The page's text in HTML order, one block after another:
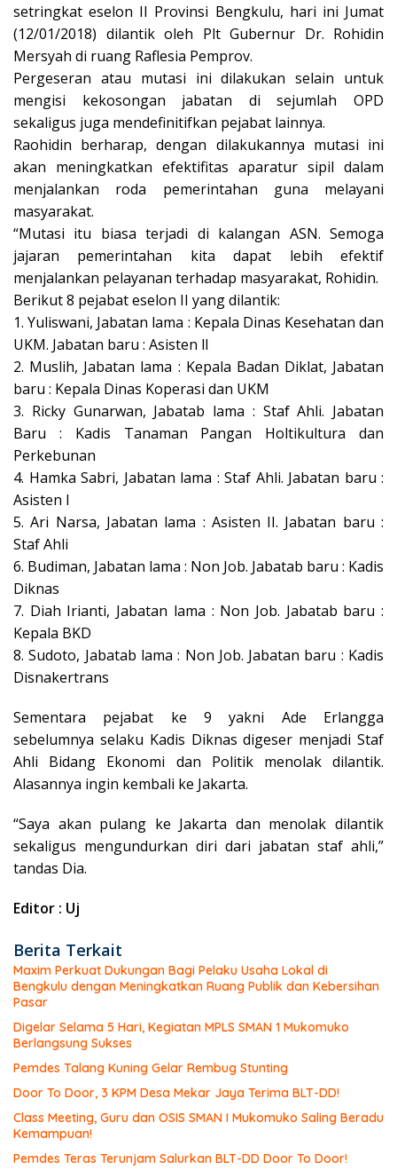
setringkat eselon II Provinsi Bengkulu, hari ini Jumat
(12/01/2018) dilantik oleh Plt Gubernur Dr. Rohidin
Mersyah di ruang Raflesia Pemprov.
Pergeseran atau mutasi ini dilakukan selain untuk
mengisi kekosongan jabatan di sejumlah OPD
sekaligus juga mendefinitifkan pejabat lainnya.
Raohidin berharap, dengan dilakukannya mutasi ini
akan meningkatkan efektifitas aparatur sipil dalam
menjalankan roda pemerintahan guna melayani
masyarakat.
“Mutasi itu biasa terjadi di kalangan ASN. Semoga
jajaran pemerintahan kita dapat lebih efektif
menjalankan pelayanan terhadap masyarakat, Rohidin.
Berikut 8 pejabat eselon II yang dilantik:
1. Yuliswani, Jabatan lama : Kepala Dinas Kesehatan dan
UKM. Jabatan baru : Asisten ll
2. Muslih, Jabatan lama : Kepala Badan Diklat, Jabatan
baru : Kepala Dinas Koperasi dan UKM
3. Ricky Gunarwan, Jabatab lama : Staf Ahli. Jabatan
Baru : Kadis Tanaman Pangan Holtikultura dan
Perkebunan
4. Hamka Sabri, Jabatan lama : Staf Ahli. Jabatan baru :
Asisten l
5. Ari Narsa, Jabatan lama : Asisten II. Jabatan baru :
Staf Ahli
6. Budiman, Jabatan lama : Non Job. Jabatab baru : Kadis
Diknas
7. Diah Irianti, Jabatan lama : Non Job. Jabatab baru :
Kepala BKD
8. Sudoto, Jabatab lama : Non Job. Jabatan baru : Kadis
Disnakertrans
Sementara pejabat ke 9 yakni Ade Erlangga
sebelumnya selaku Kadis Diknas digeser menjadi Staf
Ahli Bidang Ekonomi dan Politik menolak dilantik.
Alasannya ingin kembali ke Jakarta.
“Saya akan pulang ke Jakarta dan menolak dilantik
sekaligus mengundurkan diri dari jabatan staf ahli,”
tandas Dia.
Editor : Uj
Berita Terkait
Maxim Perkuat Dukungan Bagi Pelaku Usaha Lokal di
Bengkulu dengan Meningkatkan Ruang Publik dan Kebersihan
Pasar
Digelar Selama 5 Hari, Kegiatan MPLS SMAN 1 Mukomuko
Berlangsung Sukses
Pemdes Talang Kuning Gelar Rembug Stunting
Door To Door, 3 KPM Desa Mekar Jaya Terima BLT-DD!
Class Meeting, Guru dan OSIS SMAN I Mukomuko Saling Beradu
Kemampuan!
Pemdes Teras Terunjam Salurkan BLT-DD Door To Door!